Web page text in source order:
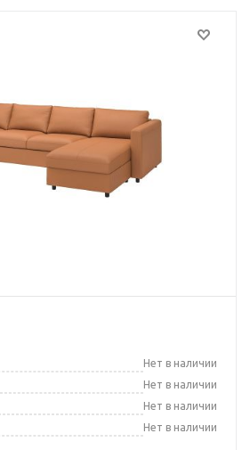
Нет в наличии
Нет в наличии
Нет в наличии
Нет в наличии